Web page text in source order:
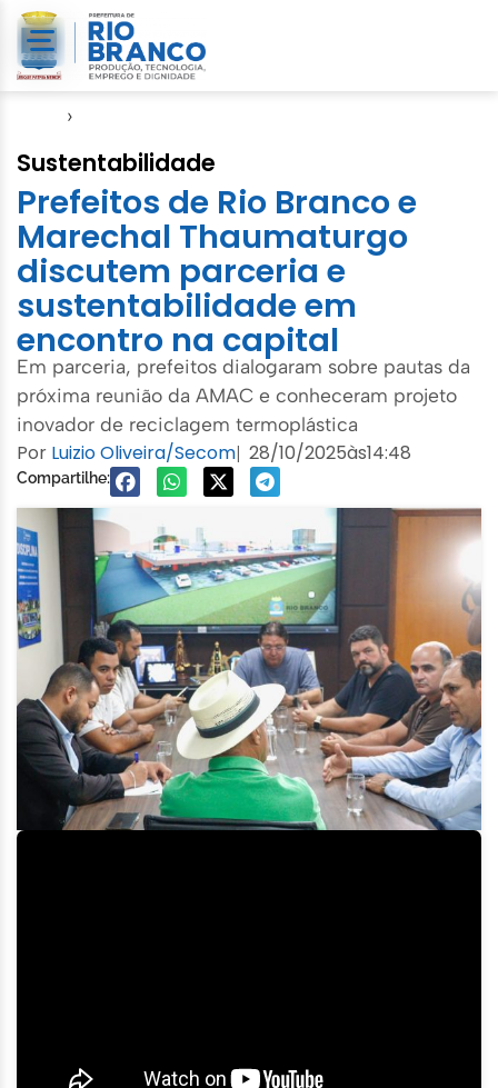
›
Sustentabilidade
Prefeitos de Rio Branco e
Marechal Thaumaturgo
discutem parceria e
sustentabilidade em
encontro na capital
Em parceria, prefeitos dialogaram sobre pautas da
próxima reunião da AMAC e conheceram projeto
inovador de reciclagem termoplástica
Por Luizio Oliveira/Secom| 28/10/2025às14:48
Compartilhe: